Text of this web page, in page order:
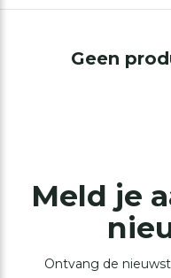
Geen
Meld je
Ontvang de